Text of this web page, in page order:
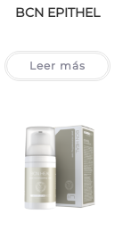
BCN EPITHEL
Leer más